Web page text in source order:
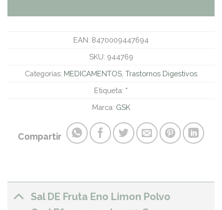
EAN: 8470009447694
SKU: 944769
Categorías: MEDICAMENTOS Trastornos Digestivos
Etiqueta: *
Marca: GSK
Compartir
Sal DE Fruta Eno Limon Polvo